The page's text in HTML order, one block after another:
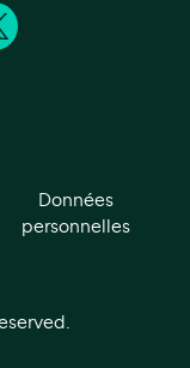
Données
personnelles